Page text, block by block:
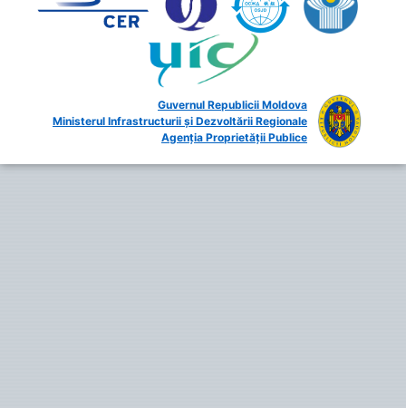
Guvernul Republicii Moldova
Ministerul Infrastructurii și Dezvoltării Regionale
Agenția Proprietății Publice